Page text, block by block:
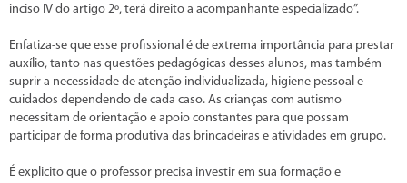
inciso IV do artigo 2º, terá direito a acompanhante especializado”.
Enfatiza-se que esse profissional é de extrema importância para prestar
auxílio, tanto nas questões pedagógicas desses alunos, mas também
suprir a necessidade de atenção individualizada, higiene pessoal e
cuidados dependendo de cada caso. As crianças com autismo
necessitam de orientação e apoio constantes para que possam
participar de forma produtiva das brincadeiras e atividades em grupo.
É explicito que o professor precisa investir em sua formação e